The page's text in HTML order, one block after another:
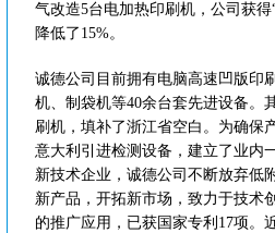
气改造5台电加热印刷机，公司获
降低了15%。
诚德公司目前拥有电脑高速凹版印
机、制袋机等40余台套先进设备。
刷机，填补了浙江省空白。为确保
意大利引进检测设备，建立了业内
新技术企业，诚德公司不断放弃低
新产品，开拓新市场，致力于技术
的推广应用，已获国家专利17项。